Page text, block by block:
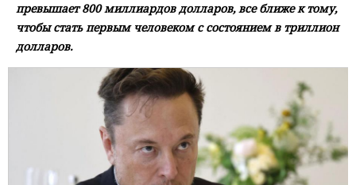
превышает 800 миллиардов долларов, все ближе к тому,
чтобы стать первым человеком с состоянием в триллион
долларов.